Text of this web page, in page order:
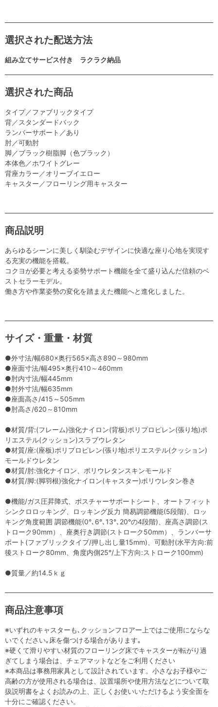
選択された配送方法
組み立てサービス付き ラクラク納品
選択された商品
タイプ／ファブリックタイプ
背／スタンダードバック
ランバーサポート／あり
肘／可動肘
脚／ブラック樹脂脚（色ブラック）
本体色／ホワイトグレー
背座カラー／オリーブイエロー
キャスター／フローリング用キャスター
商品説明
あらゆるシーンに美しく馴染むデザインに快適な座り心地を実現す
る充実の機能を搭載。
コクヨが必要と考える姿勢サポート機能を全て盛り込んだ信頼のベ
ストセラーモデル。
働き方や作業姿勢の変化を踏まえた機能へと進化しました。
サイズ・重量・材質
●外寸法/幅680×奥行565×高さ890～980mm
●座面寸法/幅495×奥行410～460mm
●肘内寸法/幅445mm
●肘外寸法/幅635mm
●座面高さ/415～505mm
●肘高さ/620～810mm
●材質/背:(フレーム)強化ナイロン(背板)ポリプロピレン(張り地)ポ
リエステル(クッション)スラブウレタン
●材質/座:(座板)ポリプロピレン(張り地)ポリエステル(クッション)
モールドウレタン
●材質/肘:強化ナイロン、ポリウレタンスキンモールド
●材質/脚:(脚羽根)強化ナイロン(キャスター)ポリウレタン巻き
●機能/ガス圧昇降式、ポスチャーサポートシート、オートフィット
シンクロロッキング、ロッキング反力 簡易調節機能(5段階)、ロッ
キング角度範囲 調節機能(0°､6°､13°､20°の4段階)、座高さ調節(ス
トローク90mm）、座奥行き調節(ストローク50mm）、ランバーサ
ポート(ファブリックタイプ/押し出し量15mm)、可動肘(水平方向:前
後ストローク80mm、角度内側25°/上下方向:ストローク100mm)
●質量／約14.5ｋｇ
商品注意事項
※いずれのキャスターも､クッションフロアー上ではご使用にならな
いでください｡床を傷つける場合があります｡
※硬くて滑りやすい材質のフローリング床でキャスターが転がり過
ぎてしまう場合は、チェアマットなどをご利用ください
※本商品は事務用家具として設計されています。小さなお子様やご
高齢の方が使用される場合は、設置場所や使用方法などについて取
扱説明書をよくお読みの上、正しくお使いいただけるよう安全面を
十分にご確認ください。